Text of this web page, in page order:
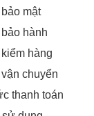
mật
hành
hàng
chuyển
thanh toán